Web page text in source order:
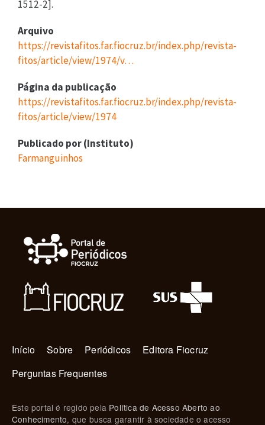
1512-2].
Arquivo
https://revistafitos.far.fiocruz.br/index.php/revista-
fitos/article/view/1974/v…
Página da publicação
https://revistafitos.far.fiocruz.br/index.php/revista-
fitos/article/view/1974
Publicado por (Instituto)
Farmanguinhos
Navegação principal
Início Sobre Periódicos
Editora Fiocruz
Perguntas Frequentes
Este portal é regido pela Política de Acesso Aberto ao
Conhecimento, que busca garantir à sociedade o acesso